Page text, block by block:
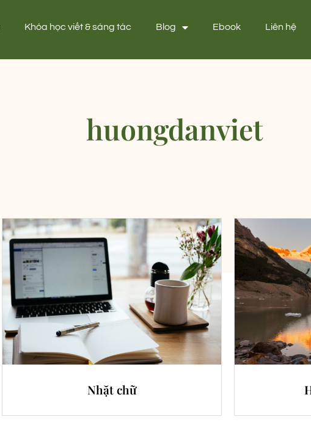
Khóa học viết & sáng tác Blog Ebook Liên hệ
huongdanviet
Nhặt chữ